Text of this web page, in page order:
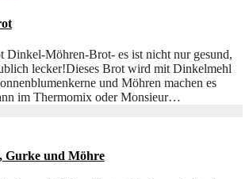
Möhren-Brot- es ist nicht nur gesund,
lecker!Dieses Brot wird mit Dinkelmehl
und Möhren machen es
im Thermomix oder Monsieur…
Gurke und Möhre